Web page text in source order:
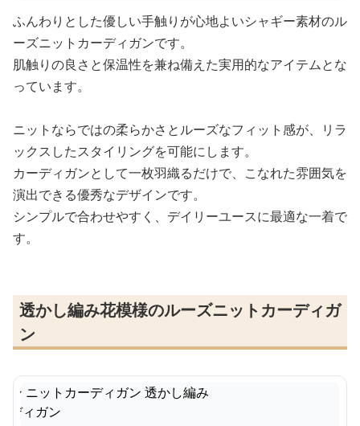
ふんわりとした優しい手触りが心地よいシャギー素材のル
ーズニットカーディガンです。
肌触りの良さと保温性を兼ね備えた実用的なアイテムとな
っています。
ニットならではの柔らかさとルーズなフィット感が、リラ
ックスしたスタイリングを可能にします。
カーディガンとして一枚羽織るだけで、こなれた雰囲気を
演出できる優秀なデザインです。
シンプルで合わせやすく、デイリーユースに最適な一着で
す。
透かし編み花模様のルーズニットカーディガ
ン